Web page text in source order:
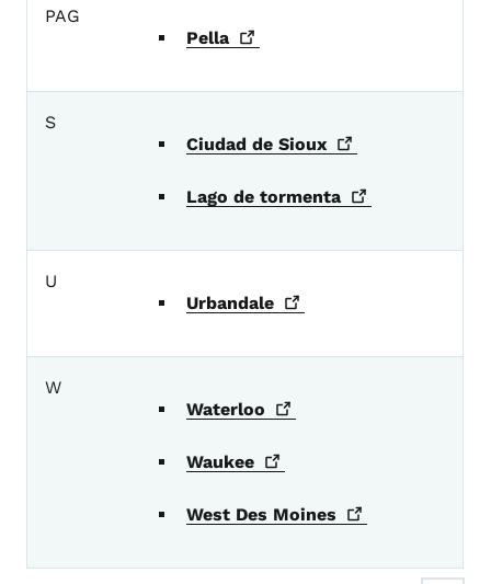
PAG
Pella
S
Ciudad de Sioux
Lago de tormenta
U
Urbandale
W
Waterloo
Waukee
West Des Moines